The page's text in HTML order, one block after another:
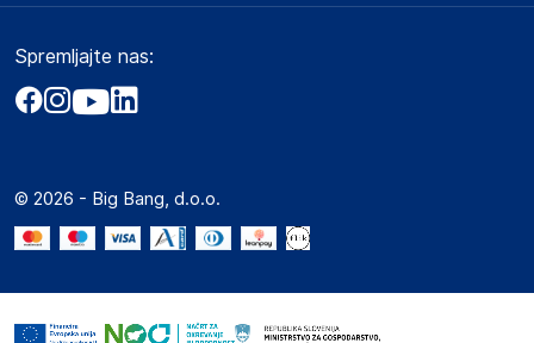
Obvestila za javnost
Akt o digitalnih storitvah
Marketplace za partnerje
Novosti
Dostava, vnos in odvoz
Zavarovanje izdelkov
Marketplace
Kako oddati naročilo?
Spremljajte nas:
© 2026 - Big Bang, d.o.o.